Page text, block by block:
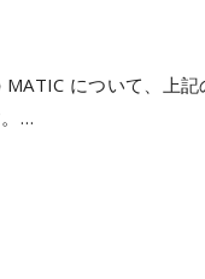
について、上記
…